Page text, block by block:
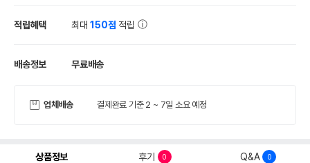
적립혜택 최대150점 적립
배송정보 무료배송
업체배송 결제완료 기준 2 ~ 7일 소요 예정
상품정보 후기 0 Q&A 0